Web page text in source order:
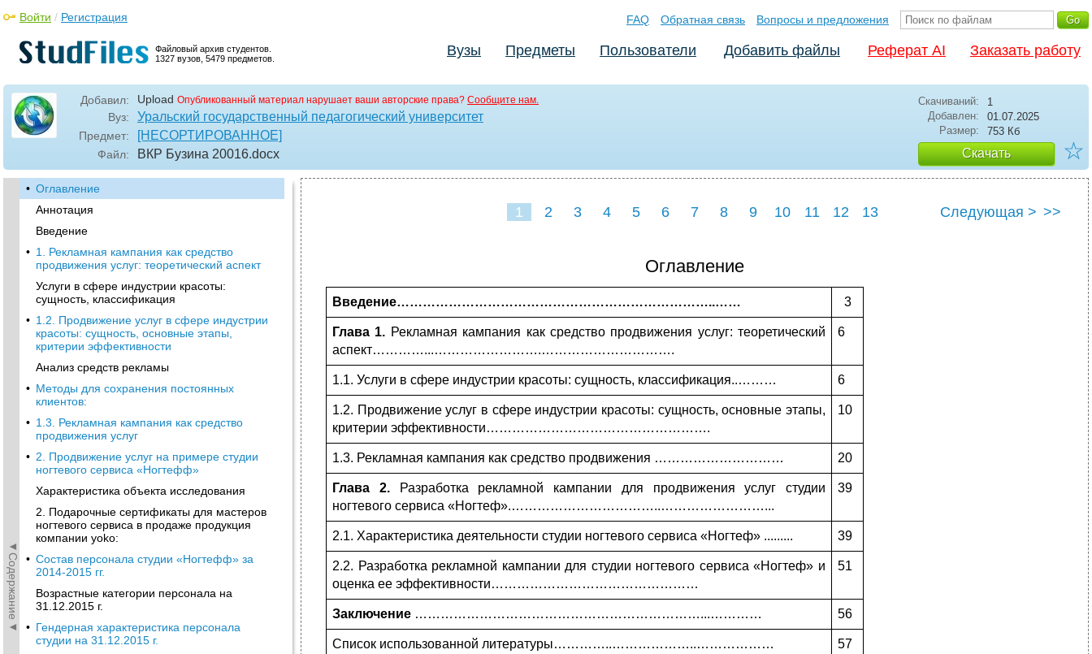
Файловый архив студентов.
1327 вузов, 5479 предметов.
Войти / Регистрация FAQ Обратная связь Вопросы и предложения
Вузы Предметы Пользователи Добавить файлы Реферат AI Заказать работу
Добавил: Upload Опубликованный материал нарушает ваши авторские права? Сообщите нам.
Вуз: Уральский государственный педагогический университет
Предмет: [НЕСОРТИРОВАННОЕ]
Файл: ВКР Бузина 20016.docx
Скачиваний:
1
Добавлен:
01.07.2025
Размер:
753 Кб
Скачать ☆
◄Содержание◄
• Оглавление
Аннотация
Введение
• 1. Рекламная кампания как средство
продвижения услуг: теоретический аспект
Услуги в сфере индустрии красоты:
сущность, классификация
• 1.2. Продвижение услуг в сфере индустрии
красоты: сущность, основные этапы,
критерии эффективности
Анализ средств рекламы
• Методы для сохранения постоянных
клиентов:
• 1.3. Рекламная кампания как средство
продвижения услуг
• 2. Продвижение услуг на примере студии
ногтевого сервиса «Ногтефф»
Характеристика объекта исследования
2. Подарочные сертификаты для мастеров
ногтевого сервиса в продаже продукция
компании yoko:
• Состав персонала студии «Ногтефф» за
2014-2015 гг.
Возрастные категории персонала на
31.12.2015 г.
• Гендерная характеристика персонала
студии на 31.12.2015 г.
1 2 3 4 5 6 7 8 9 10 11 12 13 Следующая > >>
Оглавление
Введение………………………………………………………………..…… 3
Глава 1. Рекламная кампания как средство продвижения услуг: теоретический
аспект…………...…………………….………………………….
6
1.1. Услуги в сфере индустрии красоты: сущность, классификация..……… 6
1.2. Продвижение услуг в сфере индустрии красоты: сущность, основные этапы,
критерии эффективности…………………………………………….
10
1.3. Рекламная кампания как средство продвижения ………………………… 20
Глава 2.
Разработка рекламной кампании для продвижения услуг студии
ногтевого сервиса «Ногтеф».……………………………..……………………...
39
2.1. Характеристика деятельности студии ногтевого сервиса «Ногтеф» ......... 39
2.2. Разработка рекламной кампании для студии ногтевого сервиса «Ногтеф» и
оценка ее эффективности…………………………………………
51
Заключение …………………………………………………………...………… 56
Список использованной литературы…………..………………..……………… 57